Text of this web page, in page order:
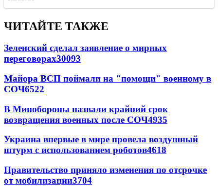
ЧИТАЙТЕ ТАКЖЕ
Зеленский сделал заявление о мирных
переговорах30093
Майора ВСП поймали на "помощи" военному в
СОЧ6522
В Минобороны назвали крайний срок
возвращения военных после СОЧ4935
Украина впервые в мире провела воздушный
штурм с использованием роботов4618
Правительство приняло изменения по отсрочке
от мобилизации3704